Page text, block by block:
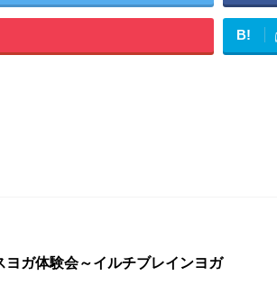
B!
ヨガ体験会～イルチブレインヨガ